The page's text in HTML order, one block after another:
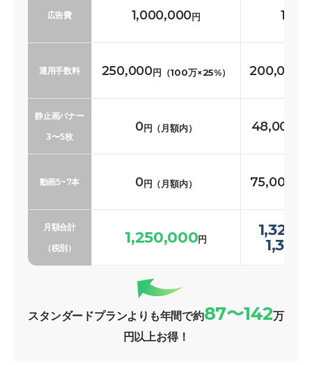
広告費 1,000,000円
運用手数料 250,000円（100万×25%） 200,000
静止画バナー
3〜5枚
0円（月額内） 48,000
動画5~7本 0円（月額内） 75,000〜
月額合計
（税別）
1,250,000円
スタンダードプランよりも年間で約87〜142万
円以上お得！